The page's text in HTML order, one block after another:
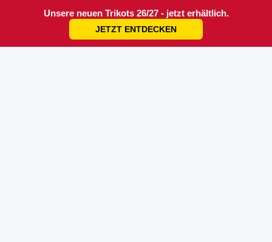
Unsere neuen Trikots 26/27 - jetzt erhältlich.
JETZT ENTDECKEN